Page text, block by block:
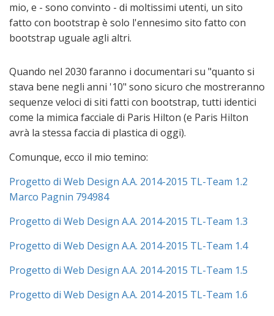
mio, e - sono convinto - di moltissimi utenti, un sito
fatto con bootstrap è solo l'ennesimo sito fatto con
bootstrap uguale agli altri.
Quando nel 2030 faranno i documentari su "quanto si
stava bene negli anni '10" sono sicuro che mostreranno
sequenze veloci di siti fatti con bootstrap, tutti identici
come la mimica facciale di Paris Hilton (e Paris Hilton
avrà la stessa faccia di plastica di oggi).
Comunque, ecco il mio temino:
Progetto di Web Design A.A. 2014-2015 TL-Team 1.2
Marco Pagnin 794984
Progetto di Web Design A.A. 2014-2015 TL-Team 1.3
Progetto di Web Design A.A. 2014-2015 TL-Team 1.4
Progetto di Web Design A.A. 2014-2015 TL-Team 1.5
Progetto di Web Design A.A. 2014-2015 TL-Team 1.6